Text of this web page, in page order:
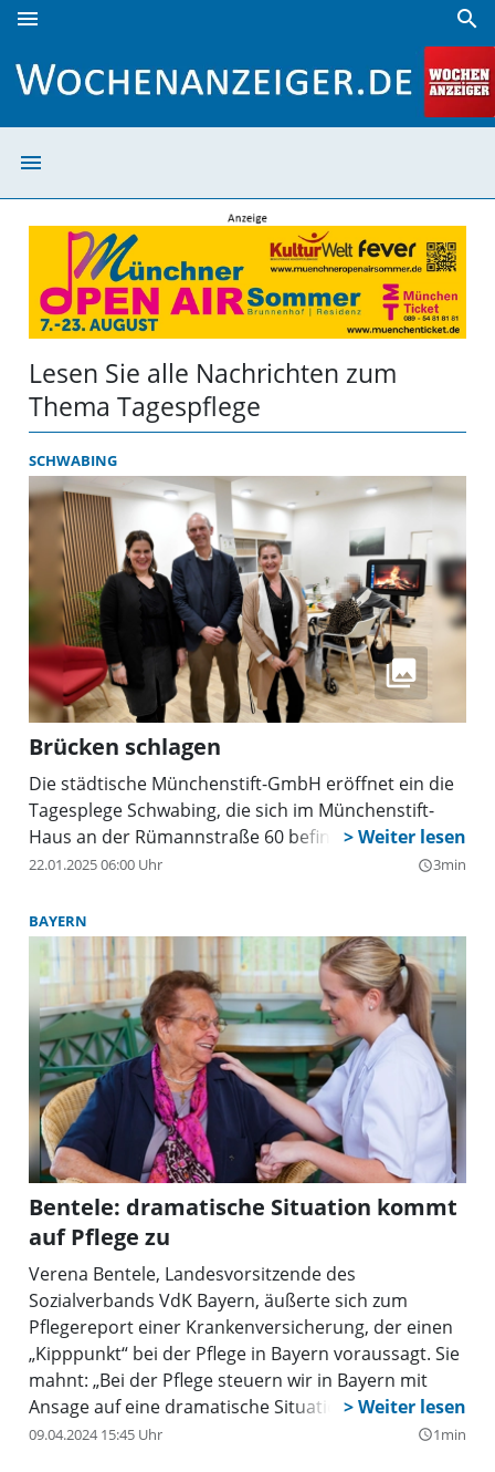
menu search
menu
Lesen Sie alle Nachrichten zum
Thema Tagespflege
SCHWABING
Brücken schlagen
Die städtische Münchenstift-GmbH eröffnet ein die
Tagesplege Schwabing, die sich im Münchenstift-
Haus an der Rümannstraße 60 befindet.
22.01.2025 06:00 Uhr query_builder3min
BAYERN
Bentele: dramatische Situation kommt
auf Pflege zu
Verena Bentele, Landesvorsitzende des
Sozialverbands VdK Bayern, äußerte sich zum
Pflegereport einer Krankenversicherung, der einen
„Kipppunkt“ bei der Pflege in Bayern voraussagt. Sie
mahnt: „Bei der Pflege steuern wir in Bayern mit
Ansage auf eine dramatische Situation für unzählige
Menschen zu. Das zeigt der heute veröffentlichte
09.04.2024 15:45 Uhr query_builder1min